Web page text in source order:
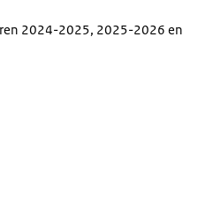
2024-2025, 2025-2026 en